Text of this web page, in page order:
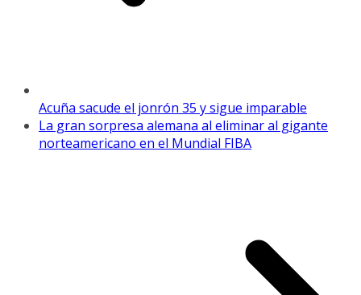
Acuña sacude el jonrón 35 y sigue imparable
La gran sorpresa alemana al eliminar al gigante
norteamericano en el Mundial FIBA